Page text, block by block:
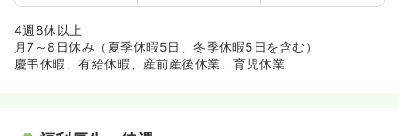
4週8休以上
月7～8日休み（夏季休暇5日、冬季休暇5日を含む）
慶弔休暇、有給休暇、産前産後休業、育児休業